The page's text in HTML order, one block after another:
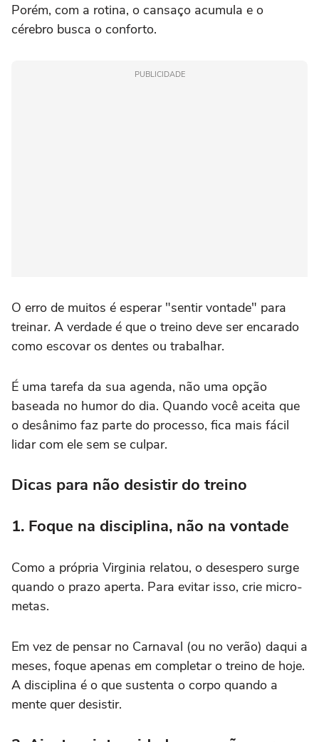
Porém, com a rotina, o cansaço acumula e o
cérebro busca o conforto.
PUBLICIDADE
O erro de muitos é esperar "sentir vontade" para
treinar. A verdade é que o treino deve ser encarado
como escovar os dentes ou trabalhar.
É uma tarefa da sua agenda, não uma opção
baseada no humor do dia. Quando você aceita que
o desânimo faz parte do processo, fica mais fácil
lidar com ele sem se culpar.
Dicas para não desistir do treino
1. Foque na disciplina, não na vontade
Como a própria Virginia relatou, o desespero surge
quando o prazo aperta. Para evitar isso, crie micro-
metas.
Em vez de pensar no Carnaval (ou no verão) daqui a
meses, foque apenas em completar o treino de hoje.
A disciplina é o que sustenta o corpo quando a
mente quer desistir.